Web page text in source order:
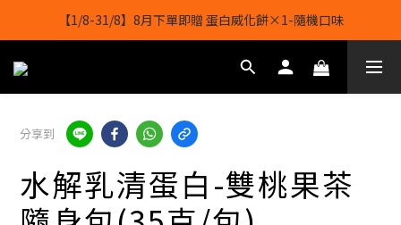
【1/8-31/8】8月下單即贈 蛋白威化餅×1-隨機口味
【1/8-31/8】8月下單即贈 蛋白威化餅×1-隨機口味
結帳輸入[gopowerhk]，可享全單*95折*，可與活動折扣疊加。
【1/8-31/8】8月下單即贈 蛋白威化餅×1-隨機口味
分享到
水解乳清蛋白-雙桃果茶